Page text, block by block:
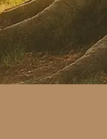
ISRAËL
POUR
LE
TEMPLE
UN